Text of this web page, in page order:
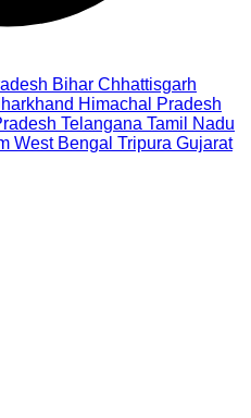
Bihar Chhattisgarh
Himachal Pradesh
Telangana Tamil Nadu
West Bengal Tripura Gujarat